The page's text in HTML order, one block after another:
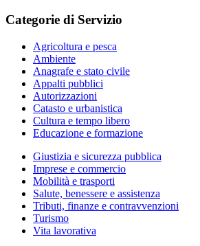
Categorie di Servizio
Agricoltura e pesca
Ambiente
Anagrafe e stato civile
Appalti pubblici
Autorizzazioni
Catasto e urbanistica
Cultura e tempo libero
Educazione e formazione
Giustizia e sicurezza pubblica
Imprese e commercio
Mobilità e trasporti
Salute, benessere e assistenza
Tributi, finanze e contravvenzioni
Turismo
Vita lavorativa